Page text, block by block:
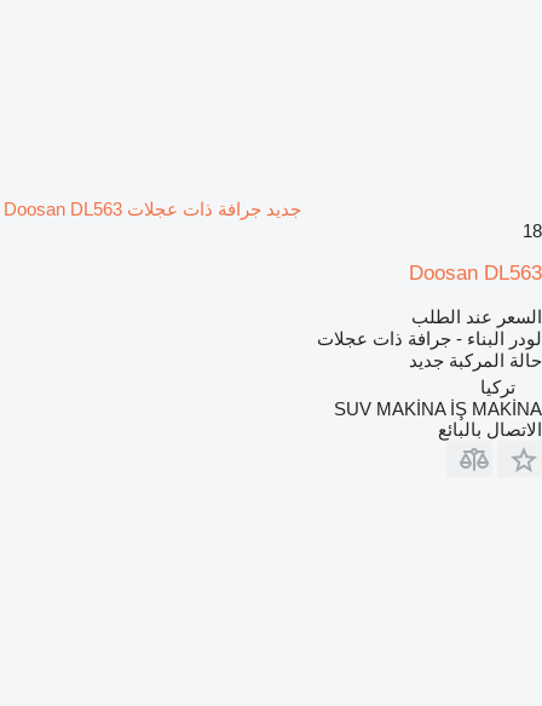
جديد جرافة ذات عجلات Doosan DL563
18
Doosan DL563
السعر عند الطلب
لودر البناء - جرافة ذات عجلات
حالة المركبة جديد
تركيا
SUV MAKİNA İŞ MAKİNA
الاتصال بالبائع